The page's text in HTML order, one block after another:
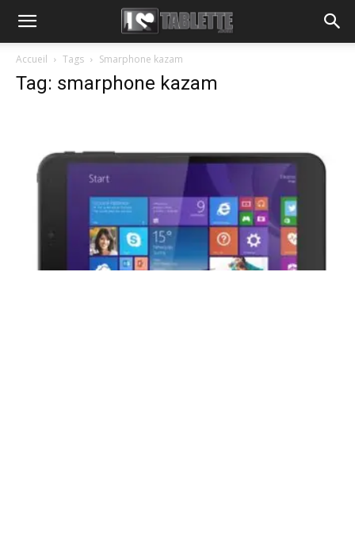
Accueil Tags Smarphone kazam
Tag: smarphone kazam